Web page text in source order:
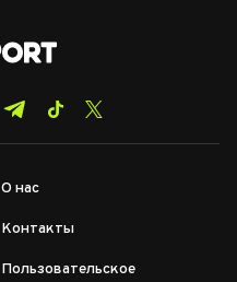
О нас
Контакты
Пользовательское